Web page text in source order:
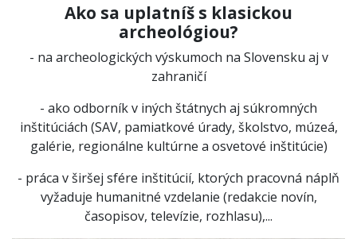
Ako sa uplatníš s klasickou
archeológiou?
- na archeologických výskumoch na Slovensku aj v
zahraničí
- ako odborník v iných štátnych aj súkromných
inštitúciách (SAV, pamiatkové úrady, školstvo, múzeá,
galérie, regionálne kultúrne a osvetové inštitúcie)
- práca v širšej sfére inštitúcií, ktorých pracovná náplň
vyžaduje humanitné vzdelanie (redakcie novín,
časopisov, televízie, rozhlasu),...